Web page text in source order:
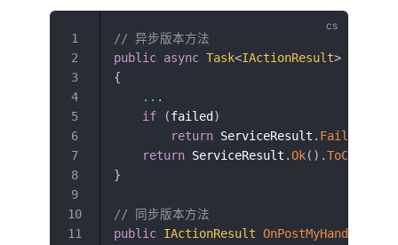
// 异步版本方法
public async Task<IActionResult>
{
.. .
if
(failed )
return ServiceResult . Failed
return ServiceResult .Ok( ) .
}
// 同步版本方法
public IActionResult OnPostMyHandler2